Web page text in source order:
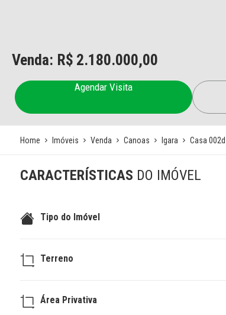
Venda: R$ 2.180.000,00
Agendar Visita
Home Imóveis Venda Canoas Igara Casa
CARACTERÍSTICAS DO IMÓVEL
Tipo do Imóvel
Terreno
Área Privativa